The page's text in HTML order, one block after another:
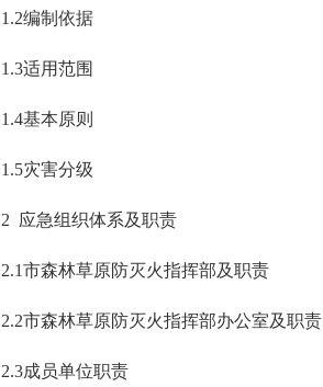
1.2编制依据
1.3适用范围
1.4基本原则
1.5灾害分级
2 应急组织体系及职责
2.1市森林草原防灭火指挥部及职责
2.2市森林草原防灭火指挥部办公室及职责
2.3成员单位职责